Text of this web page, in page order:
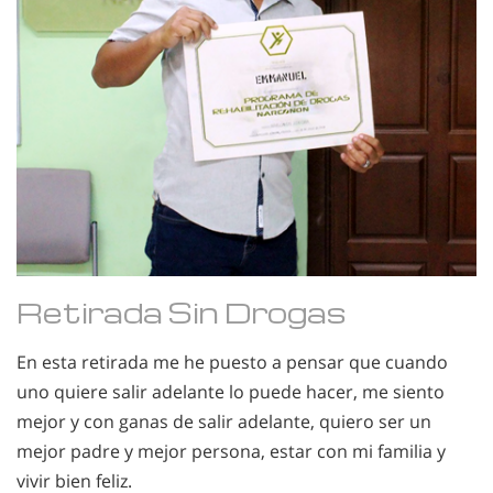
Retirada Sin Drogas
En esta retirada me he puesto a pensar que cuando
uno quiere salir adelante lo puede hacer, me siento
mejor y con ganas de salir adelante, quiero ser un
mejor padre y mejor persona, estar con mi familia y
vivir bien feliz.